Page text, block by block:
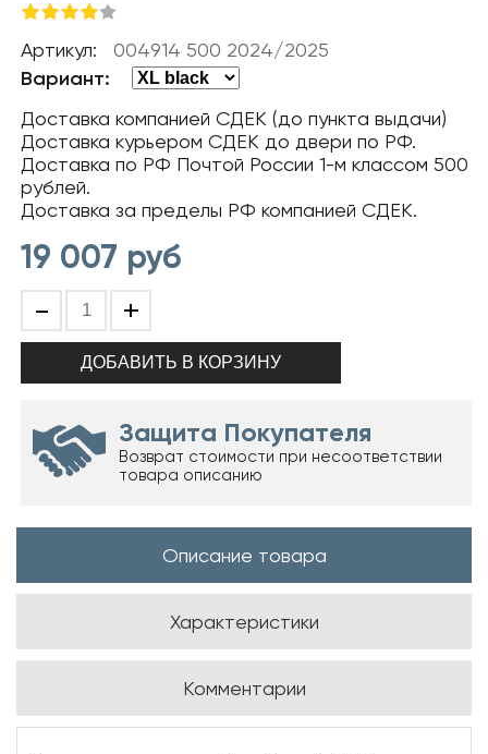
Артикул: 004914 500 2024/2025
Вариант:
Доставка компанией СДЕК (до пункта выдачи)
Доставка курьером СДЕК до двери по РФ.
Доставка по РФ Почтой России 1-м классом 500
рублей.
Доставка за пределы РФ компанией СДЕК.
19 007 руб
- +
Защита Покупателя
Возврат стоимости при несоответствии
товара описанию
Описание товара
Характеристики
Комментарии